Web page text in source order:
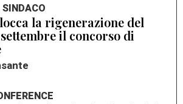
la rigenerazione del
il concorso di